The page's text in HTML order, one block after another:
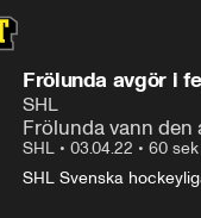
Frölunda avgör i
SHL
Frölunda vann den
SHL • 03.04.22 • 60 sek
SHL Svenska